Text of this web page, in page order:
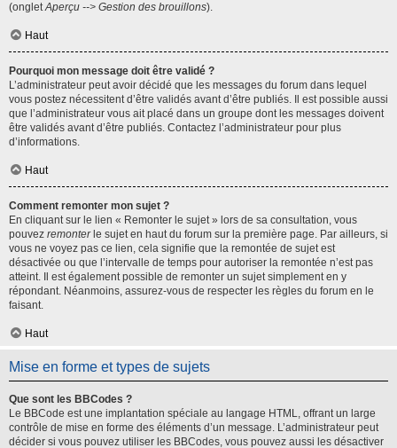
(ongletAperçu --> Gestion des brouillons).
Haut
Pourquoi mon message doit être validé ?
L’administrateur peut avoir décidé que les messages du forum dans lequel
vous postez nécessitent d’être validés avant d’être publiés. Il est possible aussi
que l’administrateur vous ait placé dans un groupe dont les messages doivent
être validés avant d’être publiés. Contactez l’administrateur pour plus
d’informations.
Haut
Comment remonter mon sujet ?
En cliquant sur le lien « Remonter le sujet » lors de sa consultation, vous
pouvez remonterle sujet en haut du forum sur la première page. Par ailleurs, si
vous ne voyez pas ce lien, cela signifie que la remontée de sujet est
désactivée ou que l’intervalle de temps pour autoriser la remontée n’est pas
atteint. Il est également possible de remonter un sujet simplement en y
répondant. Néanmoins, assurez-vous de respecter les règles du forum en le
faisant.
Haut
Mise en forme et types de sujets
Que sont les BBCodes ?
Le BBCode est une implantation spéciale au langage HTML, offrant un large
contrôle de mise en forme des éléments d’un message. L’administrateur peut
décider si vous pouvez utiliser les BBCodes, vous pouvez aussi les désactiver